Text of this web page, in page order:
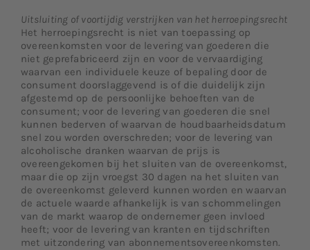
Uitsluiting of voortijdig verstrijken van het herroepingsrecht
Het herroepingsrecht is niet van toepassing op
overeenkomsten voor de levering van goederen die
niet geprefabriceerd zijn en voor de vervaardiging
waarvan een individuele keuze of bepaling door de
consument doorslaggevend is of die duidelijk zijn
afgestemd op de persoonlijke behoeften van de
consument; voor de levering van goederen die snel
kunnen bederven of waarvan de houdbaarheidsdatum
snel zou worden overschreden; voor de levering van
alcoholische dranken waarvan de prijs is
overeengekomen bij het sluiten van de overeenkomst,
maar die op zijn vroegst 30 dagen na het sluiten van
de overeenkomst geleverd kunnen worden en waarvan
de actuele waarde afhankelijk is van schommelingen
van de markt waarop de ondernemer geen invloed
heeft; voor de levering van kranten en tijdschriften
met uitzondering van abonnementsovereenkomsten.